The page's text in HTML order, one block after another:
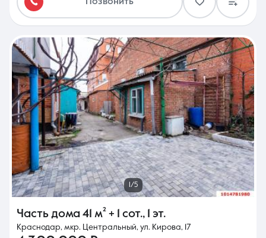
1/5
Часть дома 41 м² + 1 сот., 1 эт.
Краснодар, мкр. Центральный, ул. Кирова, 17